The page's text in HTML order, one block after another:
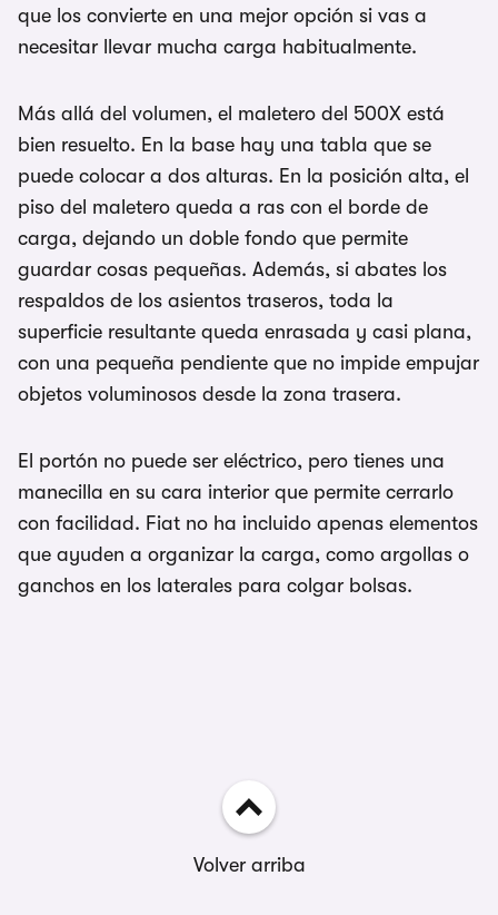
que los convierte en una mejor opción si vas a
necesitar llevar mucha carga habitualmente.
Más allá del volumen, el maletero del 500X está
bien resuelto. En la base hay una tabla que se
puede colocar a dos alturas. En la posición alta, el
piso del maletero queda a ras con el borde de
carga, dejando un doble fondo que permite
guardar cosas pequeñas. Además, si abates los
respaldos de los asientos traseros, toda la
superficie resultante queda enrasada y casi plana,
con una pequeña pendiente que no impide empujar
objetos voluminosos desde la zona trasera.
El portón no puede ser eléctrico, pero tienes una
manecilla en su cara interior que permite cerrarlo
con facilidad. Fiat no ha incluido apenas elementos
que ayuden a organizar la carga, como argollas o
ganchos en los laterales para colgar bolsas.
Volver arriba